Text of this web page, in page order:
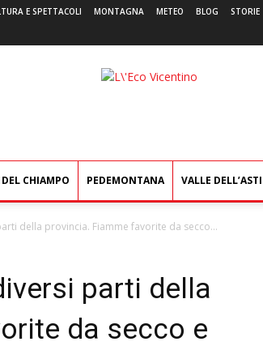
E SPETTACOLI MONTAGNA METEO BLOG STORIE
L'Eco
CHIAMPO PEDEMONTANA VALLE
della provincia. Fiamme favorite da secco...
parti della
da secco e